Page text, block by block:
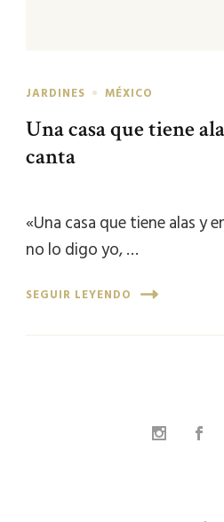
JARDINES MÉXICO
Una casa que tiene
canta
«Una casa que tiene alas y
no lo digo yo, …
SEGUIR LEYENDO